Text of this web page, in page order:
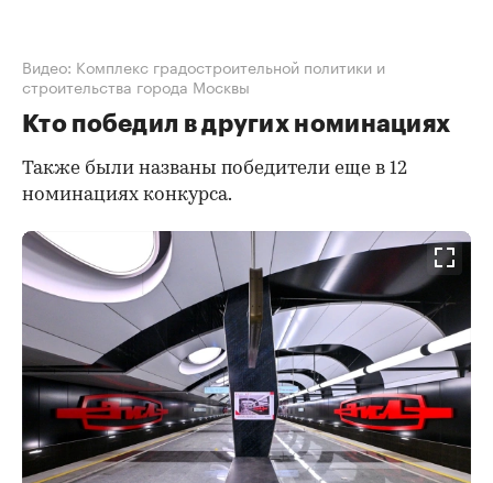
Видео: Комплекс градостроительной политики и
строительства города Москвы
Кто победил в других номинациях
Также были названы победители еще в 12
номинациях конкурса.